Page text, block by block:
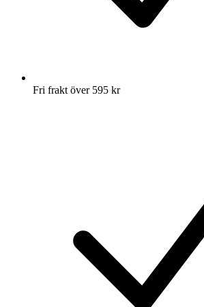
Fri frakt över 595 kr